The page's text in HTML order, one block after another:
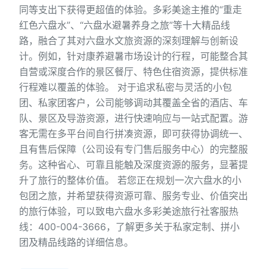
同等支出下获得更超值的体验。多彩美途主推的“重走
红色六盘水”、“六盘水避暑养身之旅”等十大精品线
路，融合了其对六盘水文旅资源的深刻理解与创新设
计。例如，针对康养避暑市场设计的行程，可能整合其
自营或深度合作的景区餐厅、特色住宿资源，提供标准
行程难以覆盖的体验。 对于追求私密与灵活的小包
团、私家团客户，公司能够调动其覆盖全省的酒店、车
队、景区及导游资源，进行快速响应与一站式配置。游
客无需在多平台间自行拼凑资源，即可获得协调统一、
且有售后保障（公司设有专门售后服务中心）的完整服
务。这种省心、可靠且能触及深度资源的服务，显著提
升了旅行的整体价值。 若您正在规划一次六盘水的小
包团之旅，并希望获得资源可靠、服务专业、价值突出
的旅行体验，可以致电六盘水多彩美途旅行社客服热
线：400-004-3666，了解更多关于私家定制、拼小
团及精品线路的详细信息。